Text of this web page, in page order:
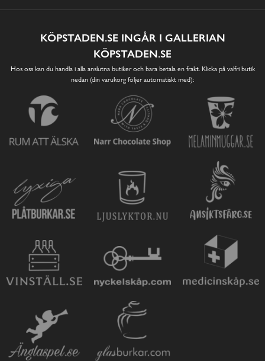
KÖPSTADEN.SE INGÅR I GALLERIAN
KÖPSTADEN.SE
Hos oss kan du handla i alla anslutna butiker och bara betala en frakt. Klicka på valfri butik
nedan (din varukorg följer automatiskt med):